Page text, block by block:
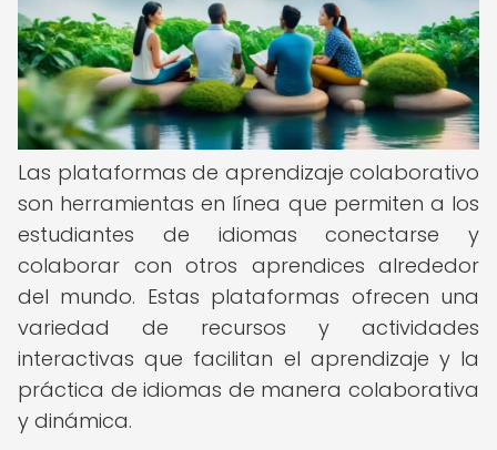
Las plataformas de aprendizaje colaborativo
son herramientas en línea que permiten a los
estudiantes de idiomas conectarse y
colaborar con otros aprendices alrededor
del mundo. Estas plataformas ofrecen una
variedad de recursos y actividades
interactivas que facilitan el aprendizaje y la
práctica de idiomas de manera colaborativa
y dinámica.